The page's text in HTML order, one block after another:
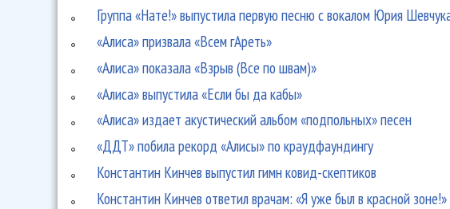
Группа «Нате!» выпустила первую песню с вокалом Юрия
«Алиса» призвала «Всем гАреть»
«Алиса» показала «Взрыв (Все по швам)»
«Алиса» выпустила «Если бы да кабы»
«Алиса» издает акустический альбом «подпольных» песен
«ДДТ» побила рекорд «Алисы» по краудфаундингу
Константин Кинчев выпустил гимн ковид-скептиков
Константин Кинчев ответил врачам: «Я уже был в красной зоне!»